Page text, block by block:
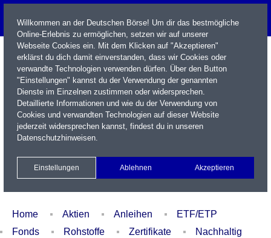
Name / WKN / ISIN / Kürzel
Xetra Realtime
Watchlist Portfolio Login
Home Aktien Anleihen
ETF/ETP
Fonds
Rohstoffe Zertifikate
Nachhaltig
Willkommen an der Deutschen Börse! Um dir das bestmögliche
Online-Erlebnis zu ermöglichen, setzen wir auf unserer
Webseite Cookies ein. Mit dem Klicken auf "Akzeptieren"
erklärst du dich damit einverstanden, dass wir Cookies oder
verwandte Technologien verwenden dürfen. Über den Button
"Einstellungen" kannst du der Verwendung der genannten
Dienste im Einzelnen zustimmen oder widersprechen.
Detaillierte Informationen und wie du der Verwendung von
Cookies und verwandten Technologien auf dieser Website
jederzeit widersprechen kannst, findest du in unseren
Datenschutzhinweisen.
Einstellungen Ablehnen Akzeptieren